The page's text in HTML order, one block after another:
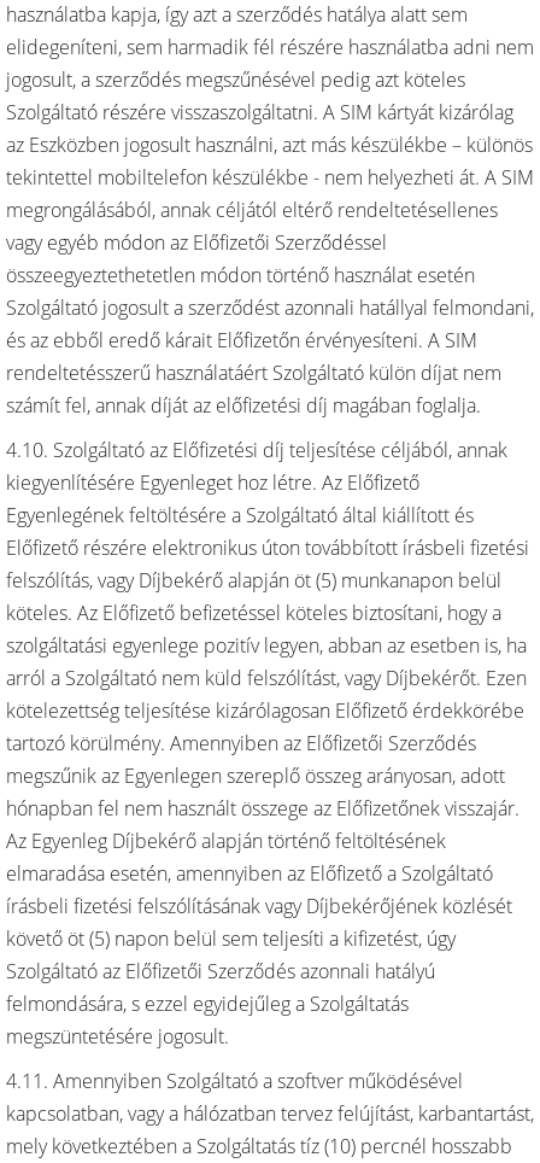
használatba kapja, így azt a szerződés hatálya alatt sem
elidegeníteni, sem harmadik fél részére használatba adni nem
jogosult, a szerződés megszűnésével pedig azt köteles
Szolgáltató részére visszaszolgáltatni. A SIM kártyát kizárólag
az Eszközben jogosult használni, azt más készülékbe – különös
tekintettel mobiltelefon készülékbe - nem helyezheti át. A SIM
megrongálásából, annak céljától eltérő rendeltetésellenes
vagy egyéb módon az Előfizetői Szerződéssel
összeegyeztethetetlen módon történő használat esetén
Szolgáltató jogosult a szerződést azonnali hatállyal felmondani,
és az ebből eredő kárait Előfizetőn érvényesíteni. A SIM
rendeltetésszerű használatáért Szolgáltató külön díjat nem
számít fel, annak díját az előfizetési díj magában foglalja.
4.10. Szolgáltató az Előfizetési díj teljesítése céljából, annak
kiegyenlítésére Egyenleget hoz létre. Az Előfizető
Egyenlegének feltöltésére a Szolgáltató által kiállított és
Előfizető részére elektronikus úton továbbított írásbeli fizetési
felszólítás, vagy Díjbekérő alapján öt (5) munkanapon belül
köteles. Az Előfizető befizetéssel köteles biztosítani, hogy a
szolgáltatási egyenlege pozitív legyen, abban az esetben is, ha
arról a Szolgáltató nem küld felszólítást, vagy Díjbekérőt. Ezen
kötelezettség teljesítése kizárólagosan Előfizető érdekkörébe
tartozó körülmény. Amennyiben az Előfizetői Szerződés
megszűnik az Egyenlegen szereplő összeg arányosan, adott
hónapban fel nem használt összege az Előfizetőnek visszajár.
Az Egyenleg Díjbekérő alapján történő feltöltésének
elmaradása esetén, amennyiben az Előfizető a Szolgáltató
írásbeli fizetési felszólításának vagy Díjbekérőjének közlését
követő öt (5) napon belül sem teljesíti a kifizetést, úgy
Szolgáltató az Előfizetői Szerződés azonnali hatályú
felmondására, s ezzel egyidejűleg a Szolgáltatás
megszüntetésére jogosult.
4.11. Amennyiben Szolgáltató a szoftver működésével
kapcsolatban, vagy a hálózatban tervez felújítást, karbantartást,
mely következtében a Szolgáltatás tíz (10) percnél hosszabb